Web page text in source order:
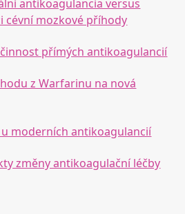
antikoagulancia versus
cévní mozkové příhody
přímých antikoagulancií
z Warfarinu na nová
moderních antikoagulancií
změny antikoagulační léčby